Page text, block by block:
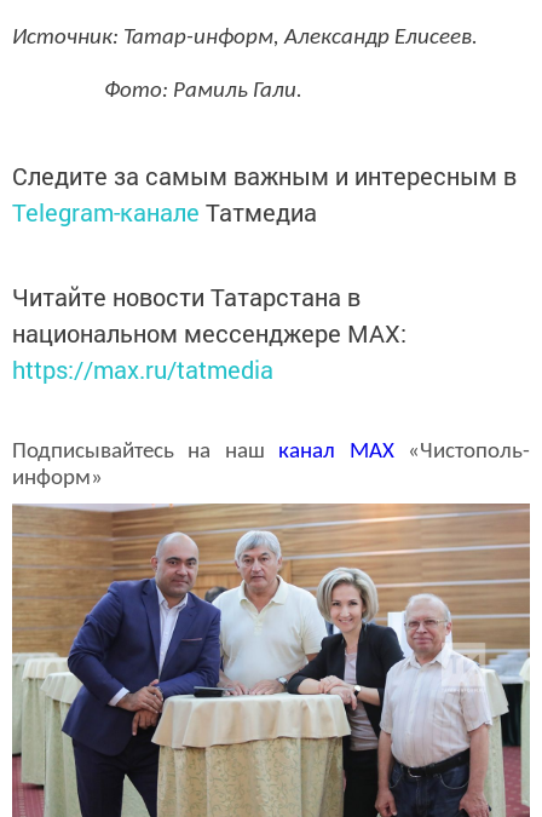
Источник: Татар-информ, Александр Елисеев.
Фото: Рамиль Гали.
Следите за самым важным и интересным в
Telegram-канале Татмедиа
Читайте новости Татарстана в
национальном мессенджере MАХ:
https://max.ru/tatmedia
Подписывайтесь на наш канал MAX«Чистополь-
информ»